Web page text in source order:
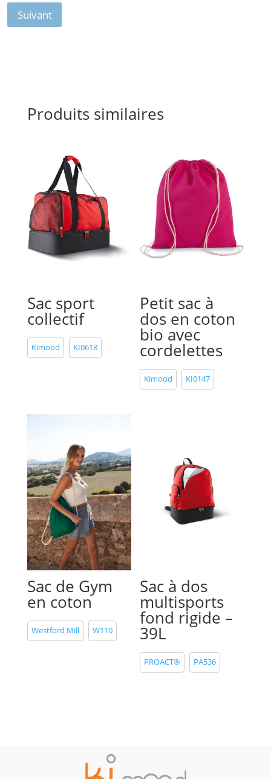
Suivant
Produits similaires
Sac sport
collectif
Kimood KI0618
Petit sac à
dos en coton
bio avec
cordelettes
Kimood KI0147
Sac de Gym
en coton
Westford Mill W110
Sac à dos
multisports
fond rigide –
39L
PROACT® PA536